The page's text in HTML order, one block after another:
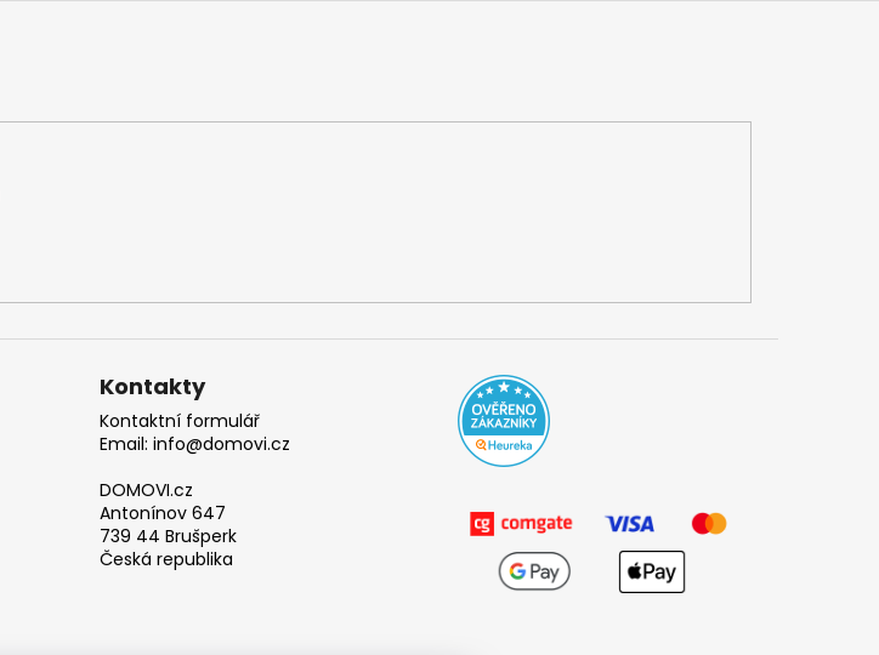
Kontakty
Kontaktní formulář
Email: info@domovi.cz
DOMOVI.cz
Antonínov 647
739 44 Brušperk
Česká republika